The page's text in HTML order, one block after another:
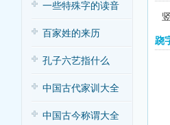
一些特殊字的读音
百家姓的来历
孔子六艺指什么
中国古代家训大全
中国古今称谓大全
跷